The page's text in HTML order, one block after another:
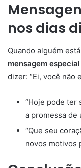
nos dias
Quando alguém
mensagem especial
dizer: “Ei, você não
“Hoje pode ter
a promessa de
“Que seu
novos motivos